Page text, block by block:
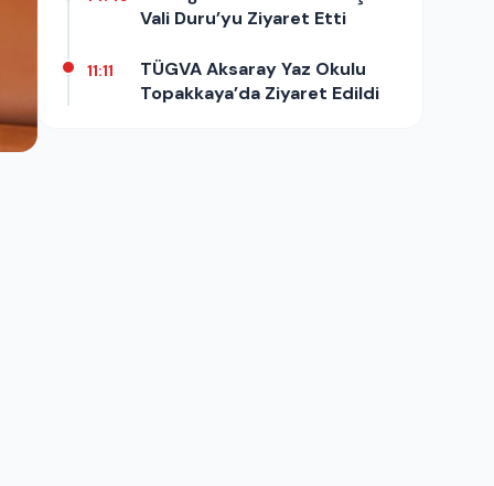
Vali Duru’yu Ziyaret Etti
11:11
TÜGVA Aksaray Yaz Okulu
Topakkaya’da Ziyaret Edildi